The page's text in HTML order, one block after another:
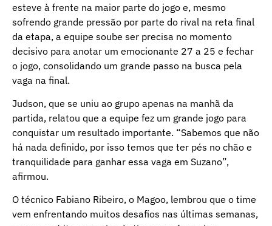
esteve à frente na maior parte do jogo e, mesmo
sofrendo grande pressão por parte do rival na reta final
da etapa, a equipe soube ser precisa no momento
decisivo para anotar um emocionante 27 a 25 e fechar
o jogo, consolidando um grande passo na busca pela
vaga na final.
Judson, que se uniu ao grupo apenas na manhã da
partida, relatou que a equipe fez um grande jogo para
conquistar um resultado importante. “Sabemos que não
há nada definido, por isso temos que ter pés no chão e
tranquilidade para ganhar essa vaga em Suzano”,
afirmou.
O técnico Fabiano Ribeiro, o Magoo, lembrou que o time
vem enfrentando muitos desafios nas últimas semanas,